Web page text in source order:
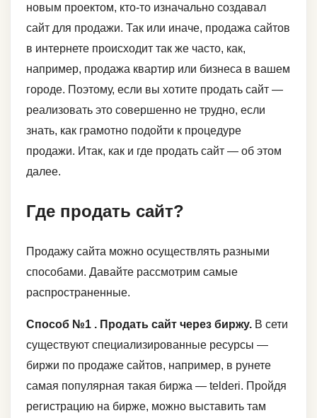
новым проектом, кто-то изначально создавал
сайт для продажи. Так или иначе, продажа сайтов
в интернете происходит так же часто, как,
например, продажа квартир или бизнеса в вашем
городе. Поэтому, если вы хотите продать сайт —
реализовать это совершенно не трудно, если
знать, как грамотно подойти к процедуре
продажи. Итак, как и где продать сайт — об этом
далее.
Где продать сайт?
Продажу сайта можно осуществлять разными
способами. Давайте рассмотрим самые
распространенные.
Способ №1 . Продать сайт через биржу. В сети
существуют специализированные ресурсы —
биржи по продаже сайтов, например, в рунете
самая популярная такая биржа — telderi. Пройдя
регистрацию на бирже, можно выставить там